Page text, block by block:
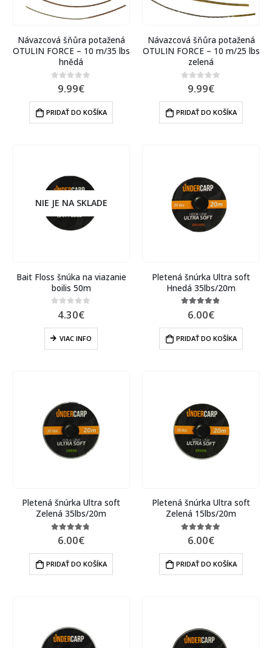
Návazcová šňůra potažená
OTULIN FORCE – 10 m/35 lbs
hnědá
out of 5
9.99€
PRIDAŤ DO KOŠÍKA
Návazcová šňůra potažená
OTULIN FORCE – 10 m/25 lbs
zelená
out of 5
9.99€
PRIDAŤ DO KOŠÍKA
NIE JE NA SKLADE
Bait Floss šnúka na viazanie
boilis 50m
out of 5
4.30€
VIAC INFO
Pletená šnúrka Ultra soft
Hnedá 35lbs/20m
4.80 out of 5
6.00€
PRIDAŤ DO KOŠÍKA
Pletená šnúrka Ultra soft
Zelená 35lbs/20m
4.67 out of 5
6.00€
PRIDAŤ DO KOŠÍKA
Pletená šnúrka Ultra soft
Zelená 15lbs/20m
5.00 out of 5
6.00€
PRIDAŤ DO KOŠÍKA